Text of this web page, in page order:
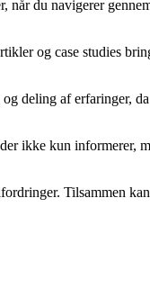
du navigerer
og case studies
deling af erfaringer,
ikke kun informerer,
Tilsammen